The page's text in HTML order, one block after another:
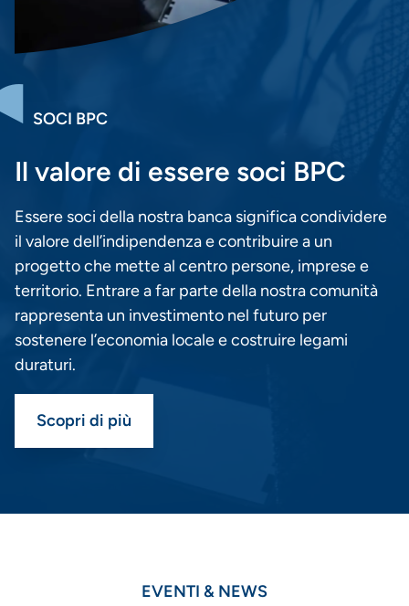
SOCI BPC
Il valore di essere soci BPC
Essere soci della nostra banca significa condividere
il valore dell’indipendenza e contribuire a un
progetto che mette al centro persone, imprese e
territorio. Entrare a far parte della nostra comunità
rappresenta un investimento nel futuro per
sostenere l’economia locale e costruire legami
duraturi.
Scopri di più
EVENTI & NEWS